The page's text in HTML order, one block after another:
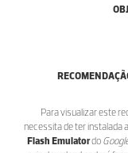
Para visualizar este
necessita de ter instalada
Flash Emulatordo